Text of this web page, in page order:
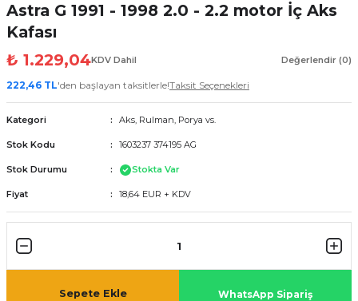
Astra G 1991 - 1998 2.0 - 2.2 motor İç Aks
Kafası
₺ 1.229,04KDV Dahil Değerlendir (0)
222,46 TL'den başlayan taksitlerle!Taksit Seçenekleri
Kategori Aks, Rulman, Porya vs.
Stok Kodu 1603237 374195 AG
Stok Durumu Stokta Var
Fiyat 18,64 EUR + KDV
Sepete Ekle WhatsApp Sipariş